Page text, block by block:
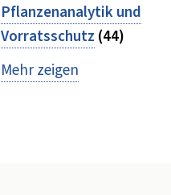
Pflanzenanalytik und
Vorratsschutz (44)
Mehr zeigen